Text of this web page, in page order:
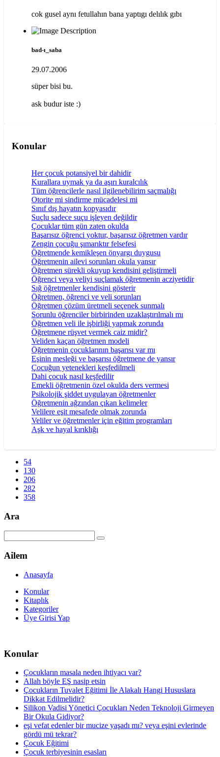
cok gusel aynı fetullahın bana yaptıgı delılık gıbı
bad-ı_saba
29.07.2006
süper bisi bu.
ask budur iste :)
Konular
Her çocuk potansiyel bir dahidir
Kurallara uymak ya da aşırı kuralcılık
Tüm öğrencilerle nasıl ilgilenebilirim saçmalığı
Otorite mi sindirme mücadelesi mi
Sınıf dış hayatın kopyasıdır
Suçlu sadece suçu işleyen değildir
Çocuklar tüm gün zaten okulda
Başarısız öğrenci yoktur, başarısız öğretmen vardır
Zengin çocuğu şımarıktır felsefesi
Öğretmende kemikleşen önyargı duygusu
Öğretmenin ailevi sorunları okula yansır
Öğretmen sürekli okuyup kendisini geliştirmeli
Öğrenci veya veliyi suçlamak öğretmenin acziyetidir
Sığ öğretmenler kendisini gösterir
Öğretmen, öğrenci ve veli sorunları
Öğretmen çözüm üretmeli seçenek sunmalı
Sorunlu öğrenciler birbirinden uzaklaştırılmalı mı
Öğretmen veli ile işbirliği yapmak zorunda
Öğretmene rüşvet vermek caiz midir?
Veliden kaçan öğretmen modeli
Öğretmenin çocuklarının başarısı var mı
Eşinin mesleği ve başarısı öğretmene de yansır
Çocuğun yetenekleri keşfedilmeli
Dahi çocuk nasıl keşfedilir
Emekli öğretmenin özel okulda ders vermesi
Psikolojik şiddet uygulayan öğretmenler
Öğretmenin ağzından çıkan kelimeler
Velilere eşit mesafede olmak zorunda
Veliler ve öğretmenler için eğitim programları
Aşk ve hayal kırıklığı
54
130
206
282
358
Ara
Ailem
Anasayfa
Konular
Kitaplık
Kategoriler
Üye Girisi Yap
Konular
Çocukların masala neden ihtiyacı var?
Allah böyle EŞ nasip etsin
Çocukların Tuvalet Eğitimi İle Alakalı Hangi Hususlara
Dikkat Edilmelidir?
Silikon Vadisi Yönetici Çocukları Neden Teknoloji Girmeyen
Bir Okula Gidiyor?
eşi vefat edenler bir mucize yaşadı mı? veya eşini evlerinde
gördü mü tekrar?
Çocuk Eğitimi
Çocuk terbiyesinin esasları